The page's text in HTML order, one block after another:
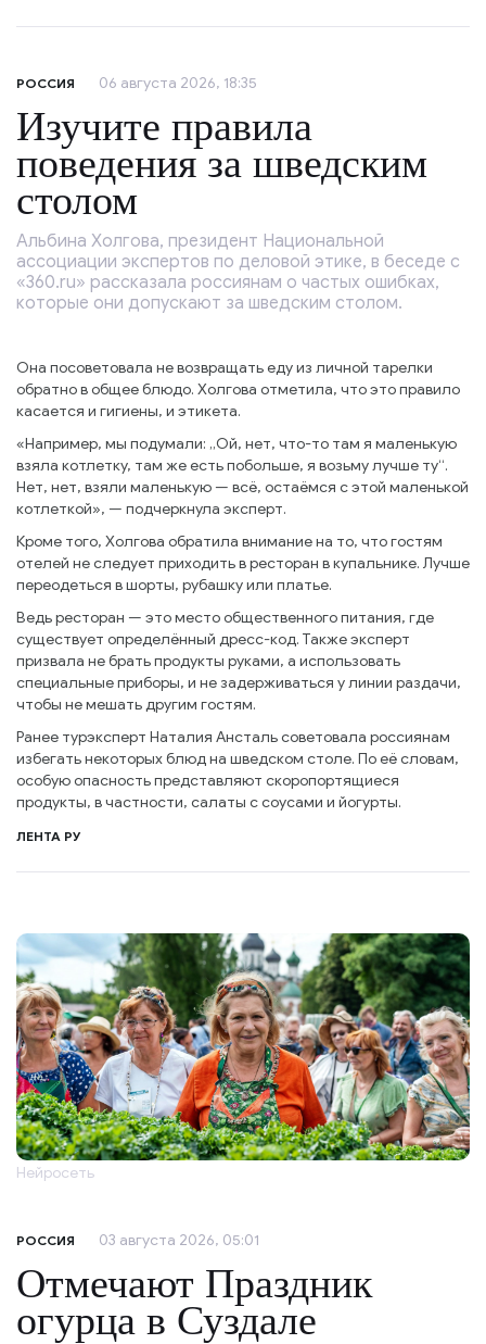
РОССИЯ 06 августа 2026, 18:35
Изучите правила
поведения за шведским
столом
Альбина Холгова, президент Национальной
ассоциации экспертов по деловой этике, в беседе с
«360.ru» рассказала россиянам о частых ошибках,
которые они допускают за шведским столом.
Она посоветовала не возвращать еду из личной тарелки
обратно в общее блюдо. Холгова отметила, что это правило
касается и гигиены, и этикета.
«Например, мы подумали: „Ой, нет, что-то там я маленькую
взяла котлетку, там же есть побольше, я возьму лучше ту“.
Нет, нет, взяли маленькую — всё, остаёмся с этой маленькой
котлеткой», — подчеркнула эксперт.
Кроме того, Холгова обратила внимание на то, что гостям
отелей не следует приходить в ресторан в купальнике. Лучше
переодеться в шорты, рубашку или платье.
Ведь ресторан — это место общественного питания, где
существует определённый дресс-код. Также эксперт
призвала не брать продукты руками, а использовать
специальные приборы, и не задерживаться у линии раздачи,
чтобы не мешать другим гостям.
Ранее турэксперт Наталия Ансталь советовала россиянам
избегать некоторых блюд на шведском столе. По её словам,
особую опасность представляют скоропортящиеся
продукты, в частности, салаты с соусами и йогурты.
ЛЕНТА РУ
Нейросеть
РОССИЯ 03 августа 2026, 05:01
Отмечают Праздник
огурца в Суздале